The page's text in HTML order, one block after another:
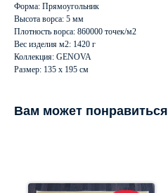
Форма: Прямоугольник
Высота ворса: 5 мм
Плотность ворса: 860000 точек/м2
Вес изделия м2: 1420 г
Коллекция: GENOVA
Размер: 135 х 195 см
Вам может понравиться